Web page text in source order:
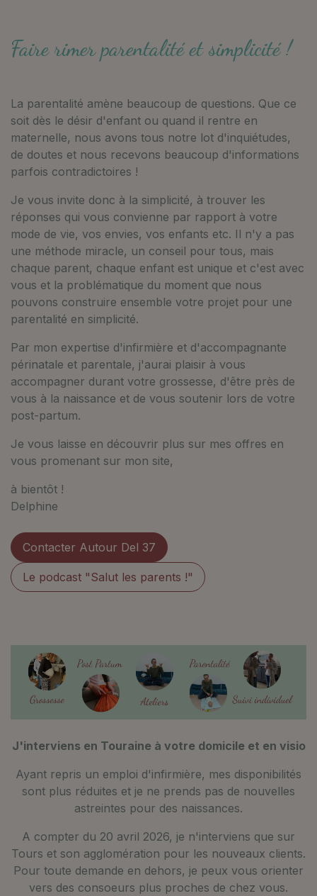
Faire rimer parentalité et simplicité !
La parentalité amène beaucoup de questions. Que ce
soit dès le désir d'enfant ou quand il rentre en
maternelle, nous avons tous notre lot d'inquiétudes,
de doutes et nous recevons beaucoup d'informations
parfois contradictoires !
Je vous invite donc à la simplicité, à trouver les
réponses qui vous convienne par rapport à votre
mode de vie, vos envies, vos enfants etc. Il n'y a pas
une méthode miracle, un conseil pour tous, mais
chaque parent, chaque enfant est unique et c'est avec
vous et la problématique du moment que nous
pouvons construire ensemble votre projet pour une
parentalité en simplicité.
Par mon expertise d'infirmière et d'accompagnante
périnatale et parentale, j'aurai plaisir à vous
accompagner durant votre grossesse, d'être près de
vous à la naissance et de vous soutenir lors de votre
post-partum.
Je vous laisse en découvrir plus sur mes offres en
vous promenant sur mon site,
à bientôt !
Delphine
Contacter Autour Del 37
Le podcast "Salut les parents !"
J'interviens en Touraine à votre domicile et en visio
Ayant repris un emploi d'infirmière, mes disponibilités
sont plus réduites et je ne prends pas de nouvelles
astreintes pour des naissances.
A compter du 20 avril 2026, je n'interviens que sur
Tours et son agglomération pour les nouveaux clients.
Pour toute demande en dehors, je peux vous orienter
vers des consoeurs plus proches de chez vous.